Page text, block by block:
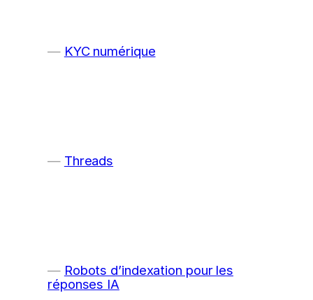
KYC numérique
Threads
Robots d’indexation pour les
réponses IA